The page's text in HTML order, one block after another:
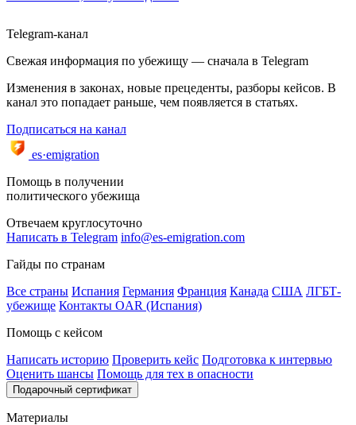
Telegram-канал
Свежая информация по убежищу — сначала в Telegram
Изменения в законах, новые прецеденты, разборы кейсов. В
канал это попадает раньше, чем появляется в статьях.
Подписаться на канал
es·emigration
Помощь в получении
политического убежища
Отвечаем круглосуточно
Написать в Telegram info@es-emigration.com
Гайды по странам
Все страны Испания Германия Франция Канада США ЛГБТ-
убежище Контакты OAR (Испания)
Помощь с кейсом
Написать историю Проверить кейс Подготовка к интервью
Оценить шансы Помощь для тех в опасности
Подарочный сертификат
Материалы